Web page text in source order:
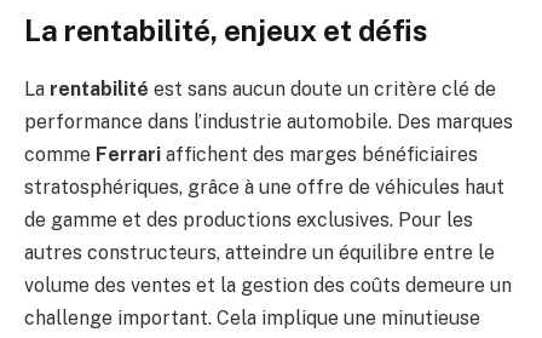
La rentabilité, enjeux et défis
La rentabilité est sans aucun doute un critère clé de
performance dans l’industrie automobile. Des marques
comme Ferrari affichent des marges bénéficiaires
stratosphériques, grâce à une offre de véhicules haut
de gamme et des productions exclusives. Pour les
autres constructeurs, atteindre un équilibre entre le
volume des ventes et la gestion des coûts demeure un
challenge important. Cela implique une minutieuse